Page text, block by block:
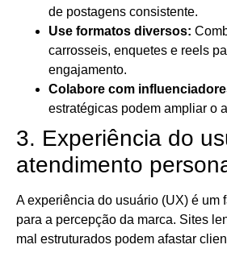
de postagens consistente.
Use formatos diversos:
carrosseis, enquetes e reels
engajamento.
Colabore com
estratégicas podem ampliar o
3. Experiência do
atendimento
A experiência do usuário (UX) é um
para a percepção da marca. Sites
mal estruturados podem afastar